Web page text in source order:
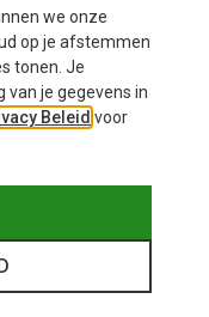
we onze
op je afstemmen
tonen. Je
van je gegevens in
Beleid voor